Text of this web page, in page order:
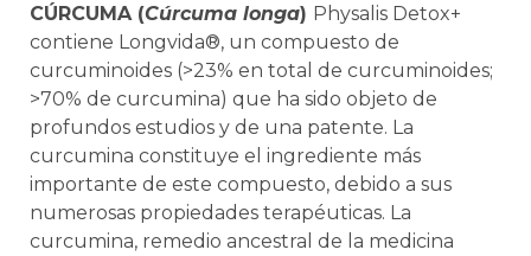
CÚRCUMA (Cúrcuma longa) Physalis Detox+
contiene Longvida®, un compuesto de
curcuminoides (>23% en total de curcuminoides;
>70% de curcumina) que ha sido objeto de
profundos estudios y de una patente. La
curcumina constituye el ingrediente más
importante de este compuesto, debido a sus
numerosas propiedades terapéuticas. La
curcumina, remedio ancestral de la medicina